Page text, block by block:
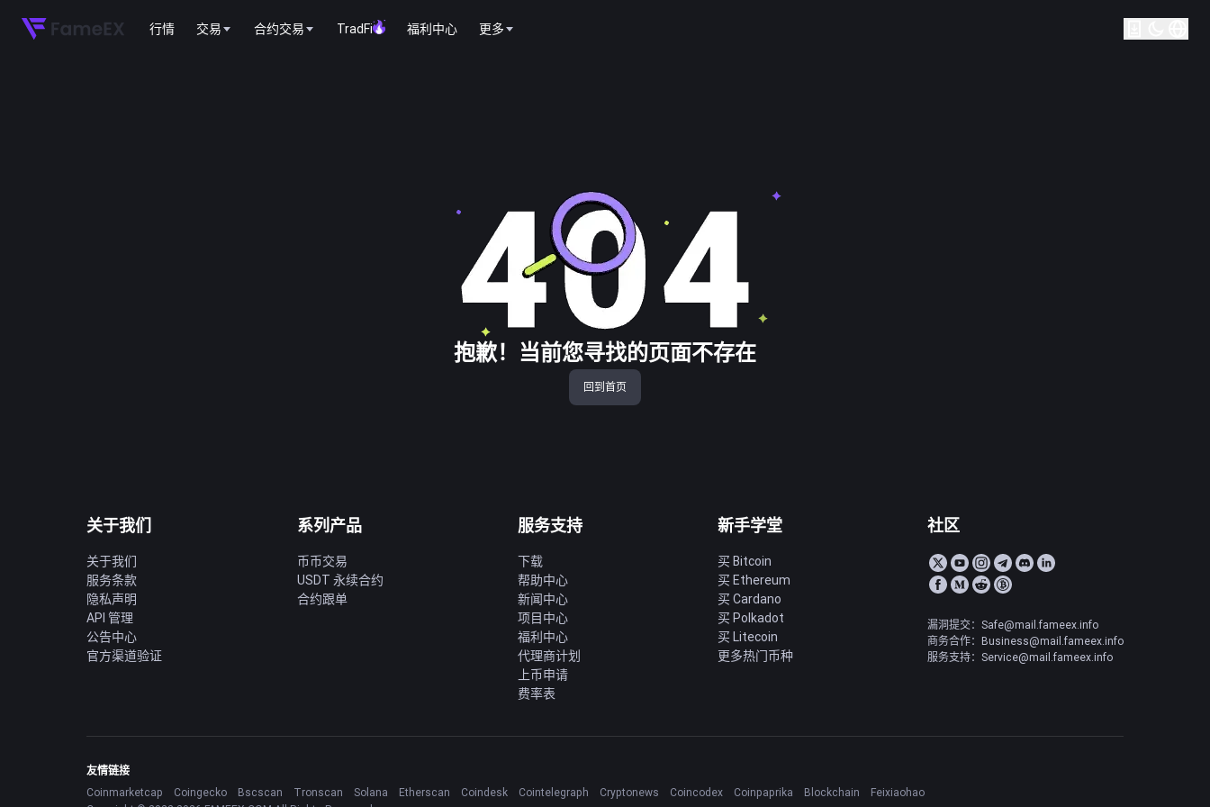
行情 交易 合约交易 TradFi 福利中心 更多
抱歉！当前您寻找的页面不存在
回到首页
关于我们
关于我们
服务条款
隐私声明
API 管理
公告中心
官方渠道验证
系列产品
币币交易
USDT 永续合约
合约跟单
服务支持
下载
帮助中心
新闻中心
项目中心
福利中心
代理商计划
上币申请
费率表
新手学堂
买 Bitcoin
买 Ethereum
买 Cardano
买 Polkadot
买 Litecoin
更多热门币种
社区
漏洞提交：Safe@mail.fameex.info
商务合作：Business@mail.fameex.info
服务支持：Service@mail.fameex.info
友情链接
Coinmarketcap
Coingecko Bscscan Tronscan Solana Etherscan Coindesk Cointelegraph Cryptonews Coincodex Coinpaprika Blockchain
Feixiaohao